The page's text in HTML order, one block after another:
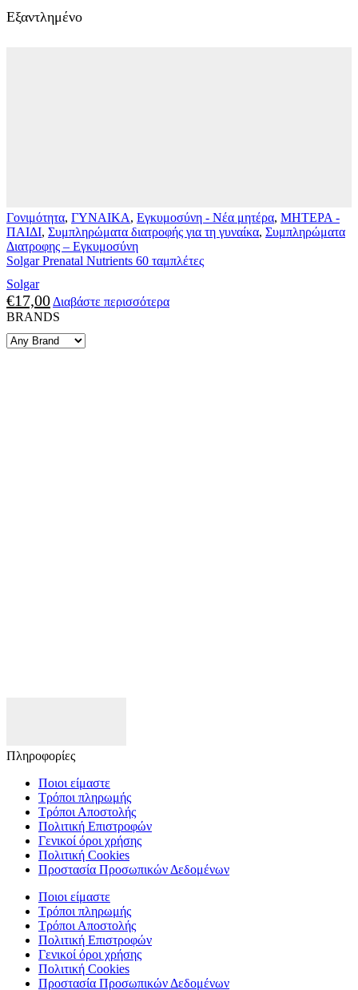
Εξαντλημένο
Γονιμότητα, ΓΥΝΑΙΚΑ, Εγκυμοσύνη - Νέα μητέρα, ΜΗΤΕΡΑ -
ΠΑΙΔΙ, Συμπληρώματα διατροφής για τη γυναίκα, Συμπληρώματα
Διατροφης – Εγκυμοσύνη
Solgar Prenatal Nutrients 60 ταμπλέτες
Solgar
€17,00 Διαβάστε περισσότερα
BRANDS
Πληροφορίες
Ποιοι είμαστε
Τρόποι πληρωμής
Τρόποι Αποστολής
Πολιτική Επιστροφών
Γενικοί όροι χρήσης
Πολιτική Cookies
Προστασία Προσωπικών Δεδομένων
Ποιοι είμαστε
Τρόποι πληρωμής
Τρόποι Αποστολής
Πολιτική Επιστροφών
Γενικοί όροι χρήσης
Πολιτική Cookies
Προστασία Προσωπικών Δεδομένων